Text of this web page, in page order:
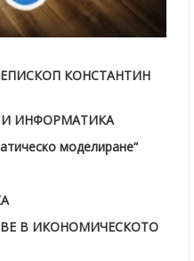
КОНСТАНТИН
И ИНФОРМАТИКА
моделиране“
В ИКОНОМИЧЕСКОТО